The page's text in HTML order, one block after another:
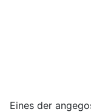
Eines der